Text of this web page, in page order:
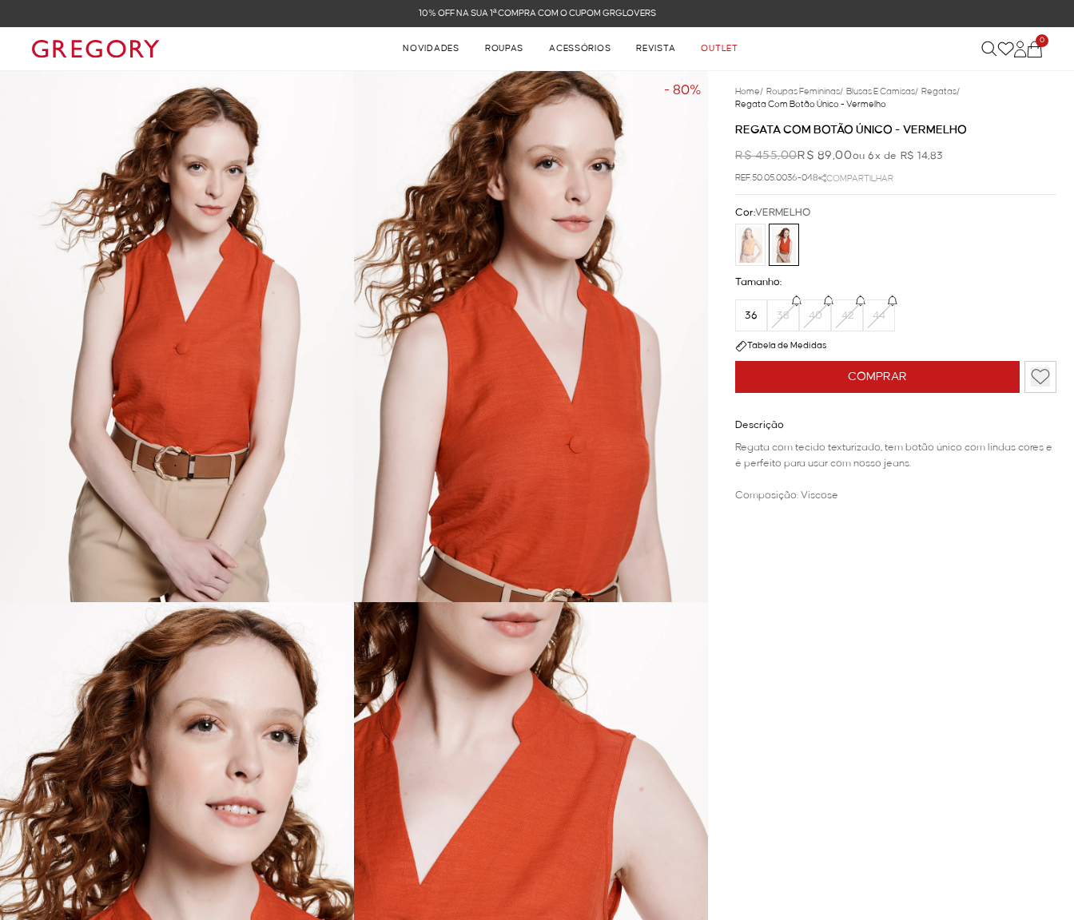
FRETE GRÁTIS NAS COMPRAS ACIMA DE R$ 899
NOVIDADES ROUPAS ACESSÓRIOS REVISTA OUTLET
0
- 80% Home/ Roupas Femininas/ Blusas E Camisas/ Regatas/
Regata Com Botão Único - Vermelho
REGATA COM BOTÃO ÚNICO - VERMELHO
R$ 455,00R$ 89,00ou 6x de R$ 14,83
REF.50.05.0036-048 COMPARTILHAR
COMPRAR
Cor:VERMELHO
Tamanho:
36 38 40 42 44
Tabela de Medidas
Descrição
Regata com tecido texturizado, tem botão único com lindas cores e
é perfeito para usar com nosso jeans.
Composição: Viscose